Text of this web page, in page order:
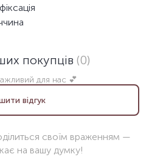
покупців (0)
для нас 💕
відгук
своїм враженням —
на вашу думку!